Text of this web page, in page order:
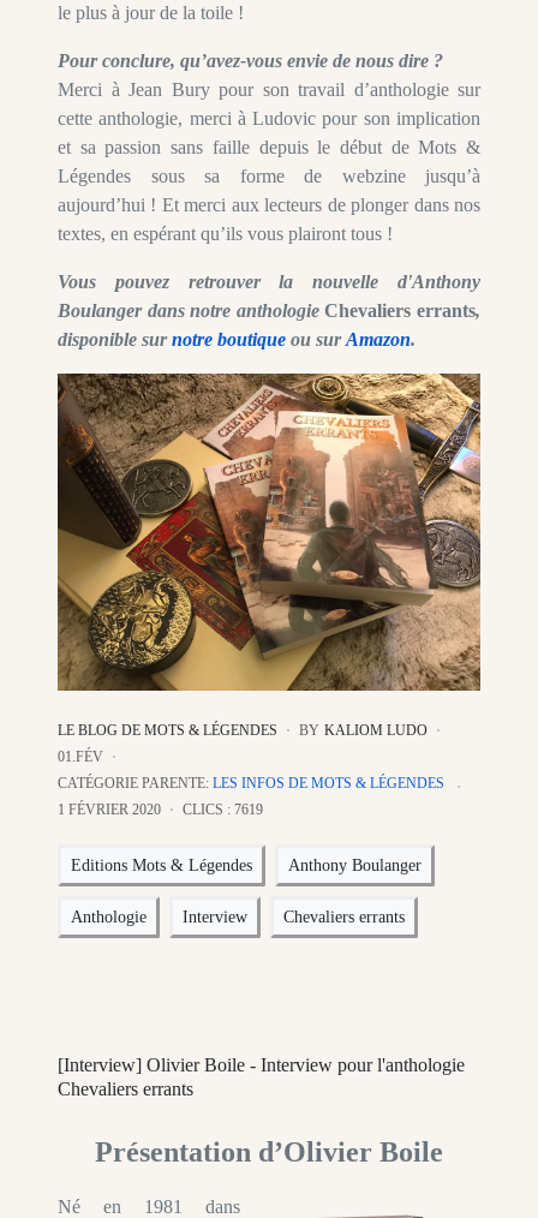
le plus à jour de la toile !
Pour conclure, qu’avez-vous envie de nous dire ?
Merci à Jean Bury pour son travail d’anthologie sur
cette anthologie, merci à Ludovic pour son implication
et sa passion sans faille depuis le début de Mots &
Légendes sous sa forme de webzine jusqu’à
aujourd’hui ! Et merci aux lecteurs de plonger dans nos
textes, en espérant qu’ils vous plairont tous !
Vous pouvez retrouver la nouvelle d'Anthony
Boulanger dans notre anthologieChevaliers errants,
disponible surnotre boutique ou surAmazon.
LE BLOG DE MOTS & LÉGENDES BY KALIOM LUDO
01.FÉV
CATÉGORIE PARENTE: LES INFOS DE MOTS & LÉGENDES
1 FÉVRIER 2020
CLICS : 7619
Editions Mots & Légendes Anthony Boulanger
Anthologie Interview Chevaliers errants
[Interview] Olivier Boile - Interview pour l'anthologie
Chevaliers errants
Présentation d’Olivier Boile
Né en 1981 dans